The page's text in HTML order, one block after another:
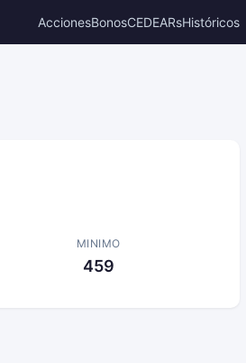
AccionesBonosCEDEARsHistóricos
MINIMO
459